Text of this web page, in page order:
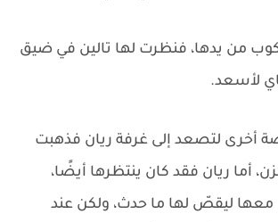
من يدها، فنظرت لها تالين في ضيق
لأسعد.
أخرى لتصعد إلى غرفة ريان فذهبت
أما ريان فقد كان ينتظرها أيضًا،
معها ليقصّ لها ما حدث، ولكن عند